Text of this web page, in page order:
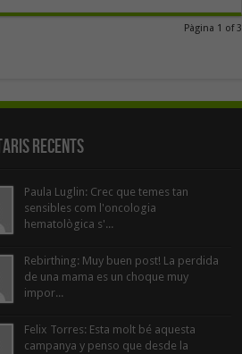
Pàgina 1 of 3
Recents
Paula Luglin: Crec que temes tan
sensibles com l'oncologia
hematològica s'...
Rebirthing: Muy buen post! La perdida
de una mama es un choque muy
impor...
Felix Torres: Esta molt bé aquesta
campanya y penso que desde la